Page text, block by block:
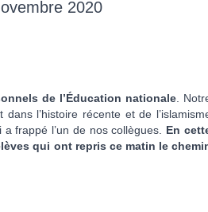
2020
de l’Éducation nationale .
l’histoire récente et de
frappé l’un de nos collègues. En
qui ont repris ce matin le